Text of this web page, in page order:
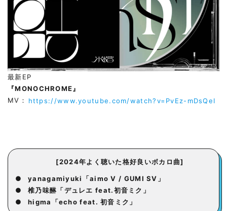
最新EP
『MONOCHROME』
MV：
https://www.youtube.com/watch?v=PvEz-mDsQeI
[2024年よく聴いた格好良いボカロ曲]
●
yanagamiyuki「aimo V / GUMI SV」
●
椎乃味醂「デュレエ feat.初音ミク」
●
higma「echo feat. 初音ミク」